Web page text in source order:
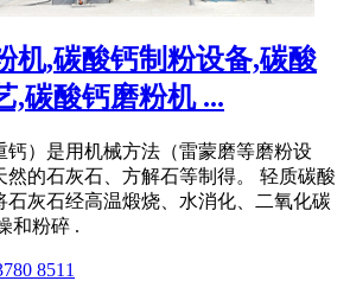
机,碳酸钙制粉设备,碳酸
,碳酸钙磨粉机 ...
钙）是用机械方法（雷蒙磨等磨粉设
然的石灰石、方解石等制得。 轻质碳酸
石灰石经高温煅烧、水消化、二氧化碳
和粉碎 .
8511